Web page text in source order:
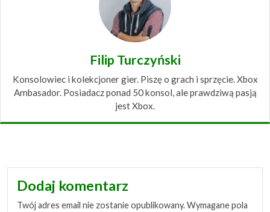
Filip Turczyński
Konsolowiec i kolekcjoner gier. Piszę o grach i sprzęcie. Xbox
Ambasador. Posiadacz ponad 50 konsol, ale prawdziwą pasją
jest Xbox.
Dodaj komentarz
Twój adres email nie zostanie opublikowany.Wymagane pola